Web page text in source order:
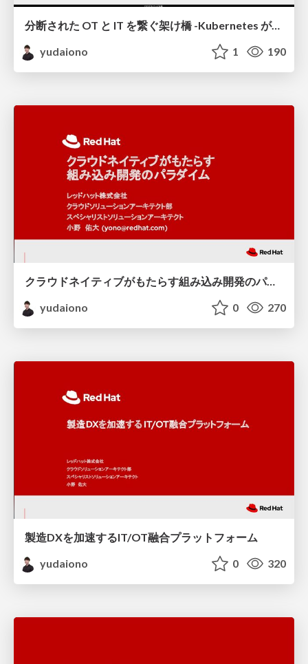
分断された OT と IT を繋ぐ架け橋 -Kubernetes が切り拓く 産業用組み込み製品の現在地 -
yudaiono
1 190
クラウドネイティブがもたらす組み込み開発のパラダイム
yudaiono
0 270
製造DXを加速するIT/OT融合プラットフォーム
yudaiono
0 320